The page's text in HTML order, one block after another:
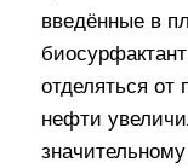
введённые в
отделяться от
нефти